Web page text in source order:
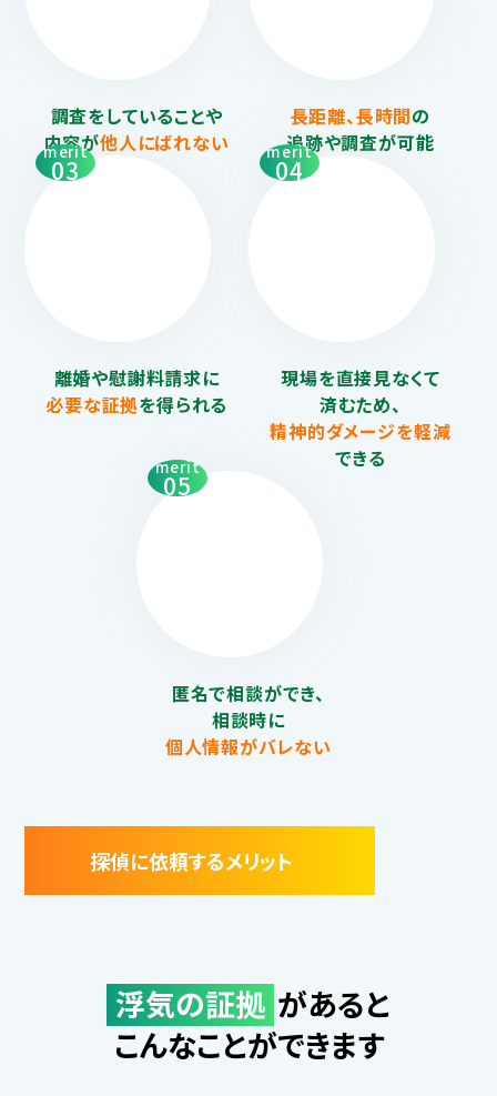
調査をしていることや
内容が他人にばれない
長距離、長時間の
追跡や調査が可能
merit
03
離婚や慰謝料請求に
必要な証拠を得られる
merit
04
現場を直接見なくて
済むため、
精神的ダメージを軽減
できる
merit
05
匿名で相談ができ、
相談時に
個人情報がバレない
探偵に依頼するメリット
浮気の証拠 があると
こんなことができます